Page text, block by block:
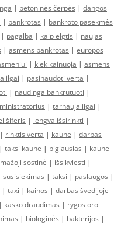
| betoninės čerpės | dangos
| bankrotas | bankroto pasekmės
| pagalba | kaip elgtis | naujas
| asmens bankrotas | europos
| kiek kainuoja | asmens
ilgai | pasinaudoti verta |
| naudinga bankrutuoti |
| tarnauja ilgai |
šiferis | lengva išsirinkti |
| rinktis verta | kaune | darbas
| taksi kaune | pigiausias | kaune
mažoji sostinė | išsikviesti |
susisiekimas | taksi | paslaugos |
| taxi | kainos | darbas švedijoje
| kasko draudimas | rygos oro
| biologinės | bakterijos |